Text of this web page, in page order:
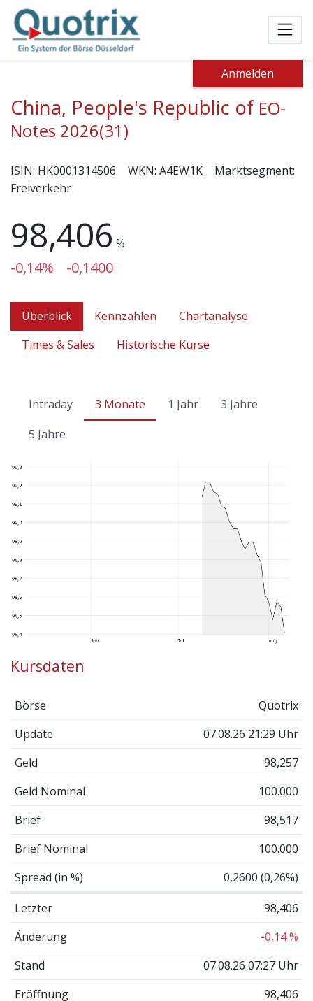
Anmelden
China, People's Republic of EO-
Notes 2026(31)
ISIN: HK0001314506 WKN: A4EW1K
Marktsegment:
Freiverkehr
98,406 %
-0,14% -0,1400
Überblick Kennzahlen
Chartanalyse
Times & Sales
Historische Kurse
Intraday 3 Monate 1 Jahr
3 Jahre
5 Jahre
Kursdaten
Börse
Quotrix
Update
07.08.26 21:29 Uhr
Geld
98,257
Geld Nominal
100.000
Brief
98,517
Brief Nominal
100.000
Spread (in %)
0,2600 (0,26%)
Letzter
98,406
Änderung
-0,14 %
Stand
07.08.26 07:27 Uhr
Eröffnung
98,406